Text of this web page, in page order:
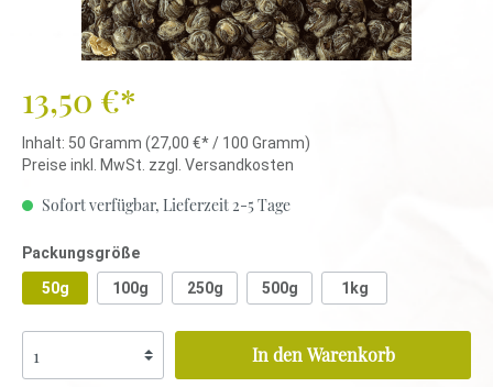
13,50 €*
Inhalt: 50 Gramm (27,00 €* / 100 Gramm)
Preise inkl. MwSt. zzgl. Versandkosten
Sofort verfügbar, Lieferzeit 2-5 Tage
Packungsgröße
50g
100g 250g 500g 1kg
In den Warenkorb